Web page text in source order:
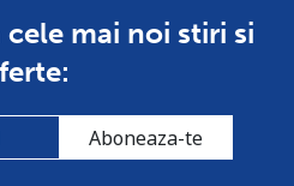
mai noi stiri si
Aboneaza-te